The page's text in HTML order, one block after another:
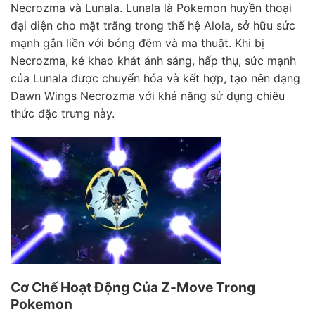
Necrozma và Lunala. Lunala là Pokemon huyền thoại
đại diện cho mặt trăng trong thế hệ Alola, sở hữu sức
mạnh gắn liền với bóng đêm và ma thuật. Khi bị
Necrozma, kẻ khao khát ánh sáng, hấp thụ, sức mạnh
của Lunala được chuyển hóa và kết hợp, tạo nên dạng
Dawn Wings Necrozma với khả năng sử dụng chiêu
thức đặc trưng này.
Cơ Chế Hoạt Động Của Z-Move Trong
Pokemon